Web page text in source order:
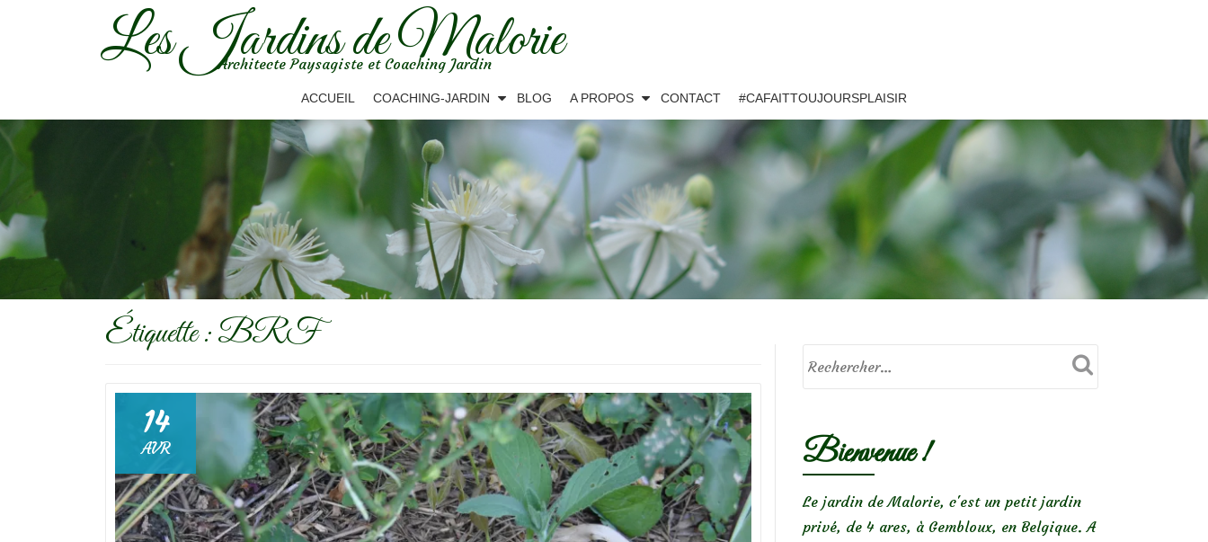
Les Jardins de Malorie
Architecte Paysagiste et Coaching Jardin
ACCUEIL COACHING-JARDIN BLOG A PROPOS CONTACT #CAFAITTOUJOURSPLAISIR
Étiquette :BRF
14
AVR Bienvenue !
Le jardin de Malorie, c'est un petit jardin
privé, de 4 ares, à Gembloux, en Belgique. A